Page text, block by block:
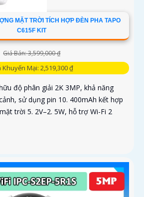
MẶT TRỜI TÍCH HỢP ĐÈN PHA TAPO
C615F KIT
Giá Bán: 3,599,000 ₫
Khuyến Mại: 2,519,300 ₫
độ phân giải 2K 3MP, khả năng
sử dụng pin 10. 400mAh kết hợp
trời 5. 2V–2. 5W, hỗ trợ Wi-Fi 2